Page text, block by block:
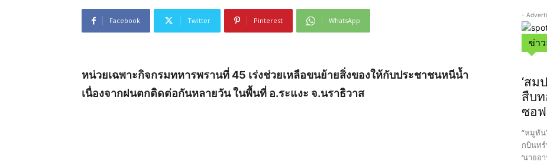
Facebook Twitter Pinterest WhatsApp
หน่วยเฉพาะกิจกรมทหารพรานที่ 45 เร่งช่วยเหลือขนย้ายสิ่งของให้กับประชาชนหนีน้ำ
เนื่องจากฝนตกติดต่อกันหลายวัน ในพื้นที่ อ.ระแงะ จ.นราธิวาส
-
ข่า
‘สม
สืบท
ซอฟ
“หมูหัน
กบินท
‘นายอ